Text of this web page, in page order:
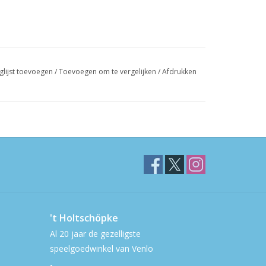
toevoegen /Toevoegen om te vergelijken /Afdrukken
't Holtschöpke
Al 20 jaar de gezelligste
speelgoedwinkel van Venlo